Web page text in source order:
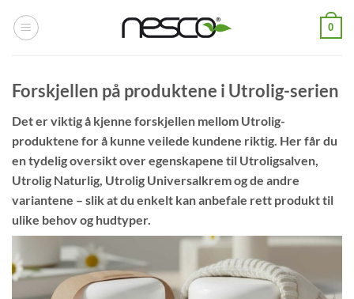
0
Forskjellen på produktene i Utrolig-serien
Det er viktig å kjenne forskjellen mellom Utrolig-
produktene for å kunne veilede kundene riktig. Her får du
en tydelig oversikt over egenskapene til Utroligsalven,
Utrolig Naturlig, Utrolig Universalkrem og de andre
variantene – slik at du enkelt kan anbefale rett produkt til
ulike behov og hudtyper.